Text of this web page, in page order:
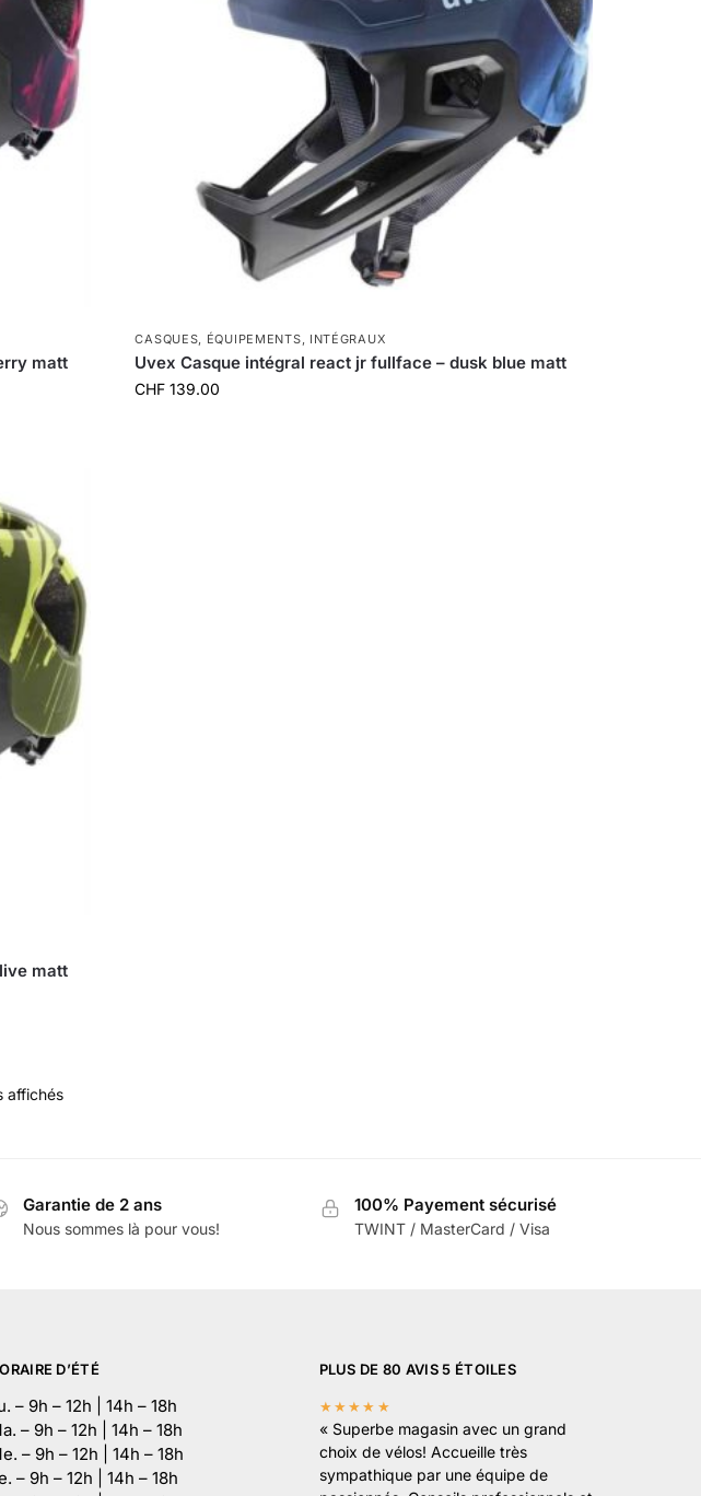
matt
CASQUES, ÉQUIPEMENTS, INTÉGRAUX
Uvex Casque intégral react jr fullface – dusk blue matt
CHF 139.00
matt
affichés
Garantie de 2 ans
Nous sommes là pour vous!
100% Payement sécurisé
TWINT / MasterCard / Visa
D’ÉTÉ
– 9h – 12h | 14h – 18h
– 9h – 12h | 14h – 18h
– 9h – 12h | 14h – 18h
– 9h – 12h | 14h – 18h
PLUS DE 80 AVIS 5 ÉTOILES
★★★★★
« Superbe magasin avec un grand
choix de vélos! Accueille très
sympathique par une équipe de